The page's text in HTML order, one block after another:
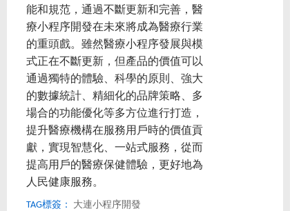
能和規范，通過不斷更新和完善，醫
療小程序開發在未來將成為醫療行業
的重頭戲。雖然醫療小程序發展與模
式正在不斷更新，但產品的價值可以
通過獨特的體驗、科學的原則、強大
的數據統計、精細化的品牌策略、多
場合的功能優化等多方位進行打造，
提升醫療機構在服務用戶時的價值貢
獻，實現智慧化、一站式服務，從而
提高用戶的醫療保健體驗，更好地為
人民健康服務。
TAG標簽： 大連小程序開發